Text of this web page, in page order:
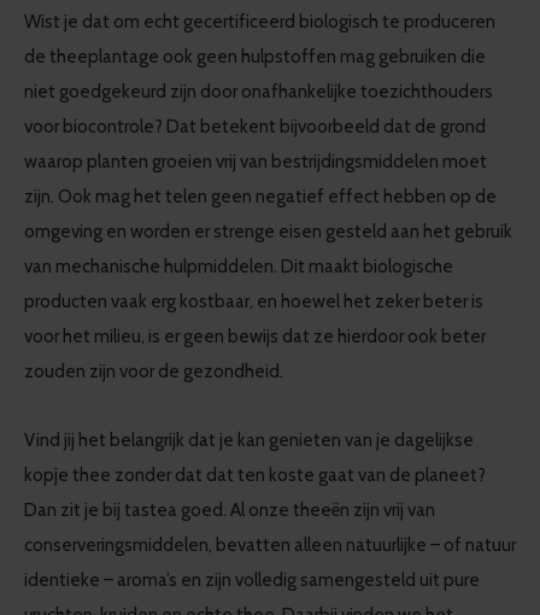
Wist je dat om echt gecertificeerd biologisch te produceren
de theeplantage ook geen hulpstoffen mag gebruiken die
niet goedgekeurd zijn door onafhankelijke toezichthouders
voor biocontrole? Dat betekent bijvoorbeeld dat de grond
waarop planten groeien vrij van bestrijdingsmiddelen moet
zijn. Ook mag het telen geen negatief effect hebben op de
omgeving en worden er strenge eisen gesteld aan het gebruik
van mechanische hulpmiddelen. Dit maakt biologische
producten vaak erg kostbaar, en hoewel het zeker beter is
voor het milieu, is er geen bewijs dat ze hierdoor ook beter
zouden zijn voor de gezondheid.
Vind jij het belangrijk dat je kan genieten van je dagelijkse
kopje thee zonder dat dat ten koste gaat van de planeet?
Dan zit je bij tastea goed. Al onze theeën zijn vrij van
conserveringsmiddelen, bevatten alleen natuurlijke – of natuur
identieke – aroma’s en zijn volledig samengesteld uit pure